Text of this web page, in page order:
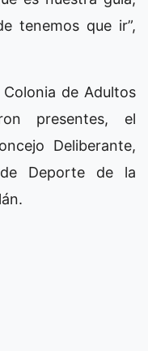
tenemos que ir”,
de Adultos
presentes, el
Deliberante,
Deporte de la